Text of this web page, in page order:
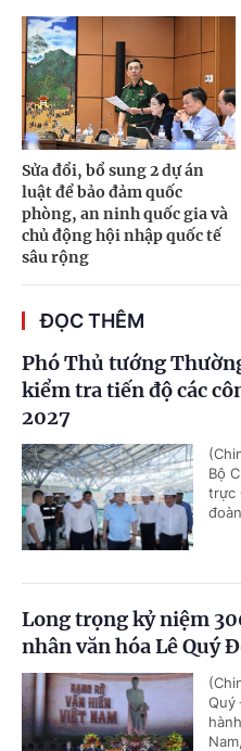
Sửa đổi, bổ sung 2 dự án
luật để bảo đảm quốc
phòng, an ninh quốc gia và
chủ động hội nhập quốc tế
sâu rộng
ĐỌC THÊM
Phó Thủ tướng
kiểm tra tiến độ các
2027
Bộ
trực
Long trọng kỷ niệm
nhân văn hóa Lê Quý
Quý